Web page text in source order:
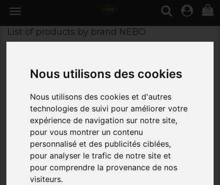
Nous utilisons des cookies
Nous utilisons des cookies et d'autres
technologies de suivi pour améliorer votre
expérience de navigation sur notre site,
pour vous montrer un contenu
personnalisé et des publicités ciblées,
pour analyser le trafic de notre site et
pour comprendre la provenance de nos
visiteurs.
 0
List of products by brand NEBO